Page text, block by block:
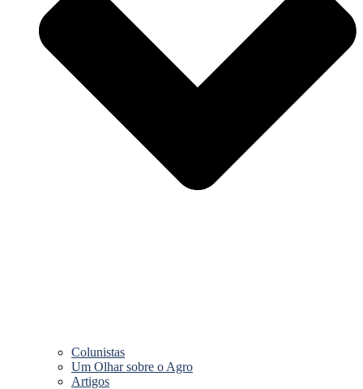
Colunistas
Um Olhar sobre o Agro
Artigos